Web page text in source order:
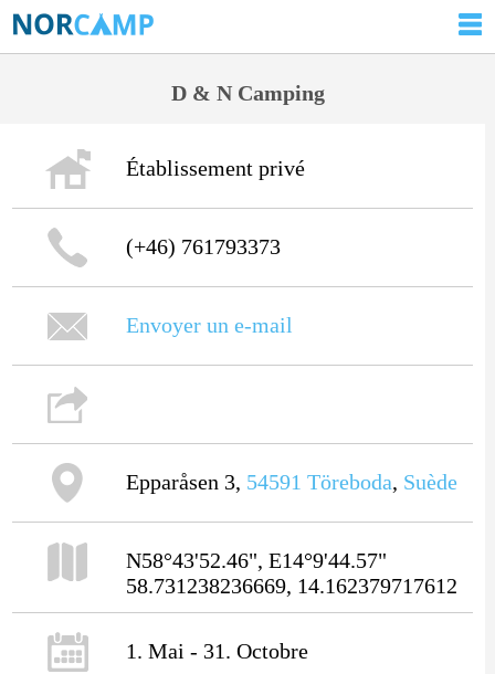
D & N Camping
Établissement privé
(+46) 761793373
Envoyer un e-mail
Epparåsen 3, 54591 Töreboda, Suède
N58°43'52.46", E14°9'44.57"
58.731238236669, 14.162379717612
1. Mai - 31. Octobre